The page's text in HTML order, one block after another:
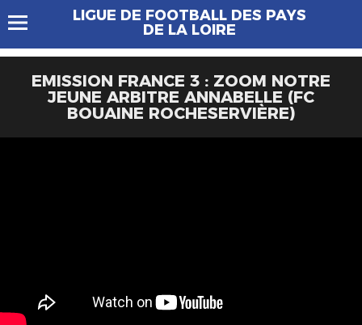
LIGUE DE FOOTBALL DES PAYS
DE LA LOIRE
EMISSION FRANCE 3 : ZOOM NOTRE
JEUNE ARBITRE ANNABELLE (FC
BOUAINE ROCHESERVIÈRE)